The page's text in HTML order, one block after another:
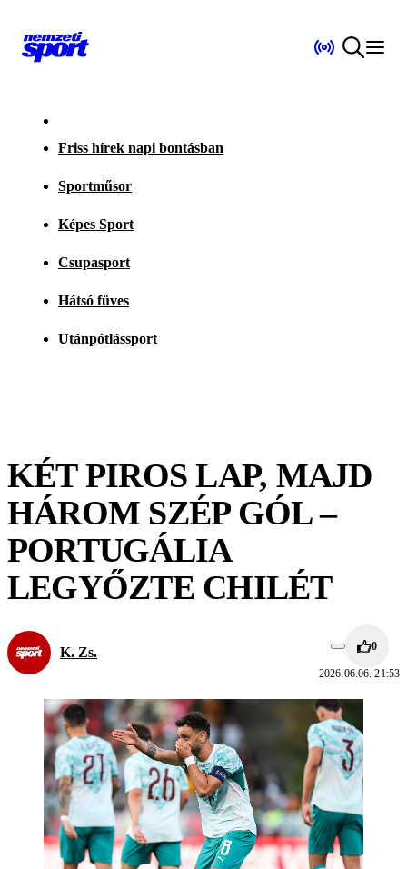
Friss hírek napi bontásban
Sportműsor
Képes Sport
Csupasport
Hátsó füves
Utánpótlássport
KÉT PIROS LAP, MAJD
HÁROM SZÉP GÓL –
PORTUGÁLIA
LEGYŐZTE CHILÉT
K. Zs. 0
2026.06.06. 21:53